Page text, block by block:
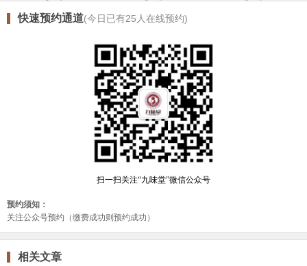
快速预约通道(今日已有25人在线预约)
相关文章